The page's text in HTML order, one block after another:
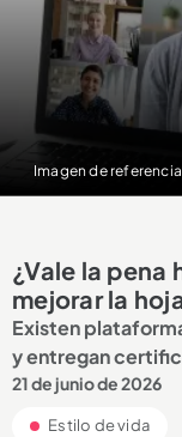
Imagen de
¿Vale la pena
mejorar la
Existen
y entregan
21 de junio de 2026
Estilo de vida